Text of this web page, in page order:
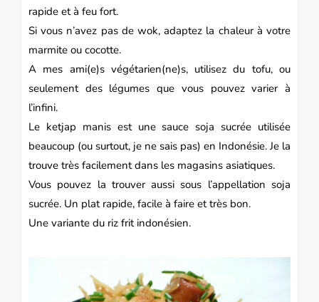
rapide et à feu fort.
Si vous n’avez pas de wok, adaptez la chaleur à votre
marmite ou cocotte.
A mes ami(e)s végétarien(ne)s, utilisez du tofu, ou
seulement des légumes que vous pouvez varier à
l’infini.
Le ketjap manis est une sauce soja sucrée utilisée
beaucoup (ou surtout, je ne sais pas) en Indonésie. Je la
trouve très facilement dans les magasins asiatiques.
Vous pouvez la trouver aussi sous l’appellation soja
sucrée. Un plat rapide, facile à faire et très bon.
Une variante du riz frit indonésien.